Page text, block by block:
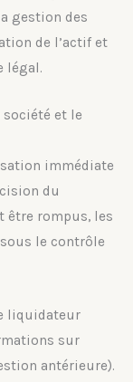
gestion des
de l’actif et
légal.
et le
immédiate
du
être rompus, les
le contrôle
liquidateur
sur
antérieure).